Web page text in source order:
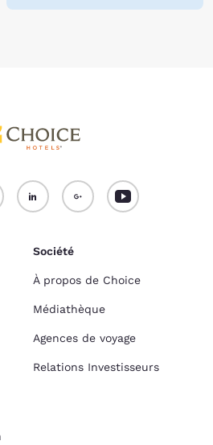
cookies Refuser tous les cookies
Société
À propos de Choice
Médiathèque
Agences de voyage
Relations Investisseurs